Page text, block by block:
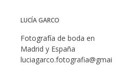
LUCÍA GARCO
Fotografía de boda en
Madrid y España
luciagarco.fotografia@gmail.com